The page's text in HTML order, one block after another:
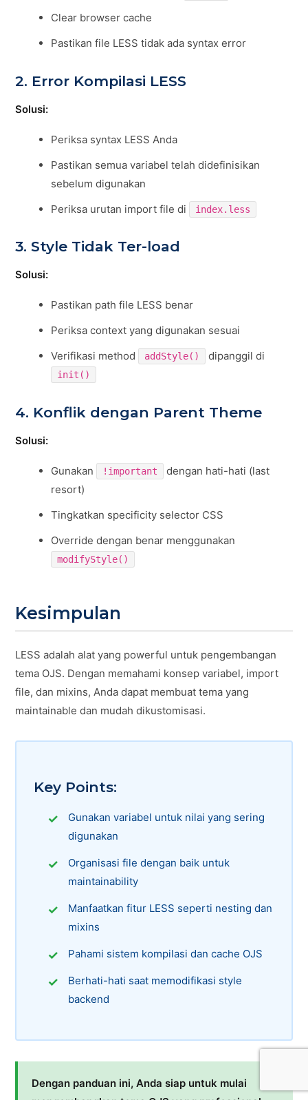
Clear browser cache
Pastikan file LESS tidak ada syntax error
2. Error Kompilasi LESS
Solusi:
Periksa syntax LESS Anda
Pastikan semua variabel telah didefinisikan
sebelum digunakan
Periksa urutan import file di
index.less
3. Style Tidak Ter-load
Solusi:
Pastikan path file LESS benar
Periksa context yang digunakan sesuai
Verifikasi method
addStyle() dipanggil di
init()
4. Konflik dengan Parent Theme
Solusi:
Gunakan !important
dengan hati-hati (last
resort)
Tingkatkan specificity selector CSS
Override dengan benar menggunakan
modifyStyle()
Kesimpulan
LESS adalah alat yang powerful untuk pengembangan
tema OJS. Dengan memahami konsep variabel, import
file, dan mixins, Anda dapat membuat tema yang
maintainable dan mudah dikustomisasi.
Key Points:
Gunakan variabel untuk nilai yang sering
digunakan
Organisasi file dengan baik untuk
maintainability
Manfaatkan fitur LESS seperti nesting dan
mixins
Pahami sistem kompilasi dan cache OJS
Berhati-hati saat memodifikasi style
backend
Dengan panduan ini, Anda siap untuk mulai